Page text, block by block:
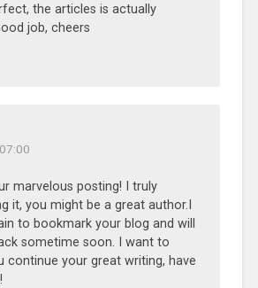
the articles is actually
job, cheers
marvelous posting! I truly
it, you might be a great author.I
to bookmark your blog and will
sometime soon. I want to
continue your great writing, have